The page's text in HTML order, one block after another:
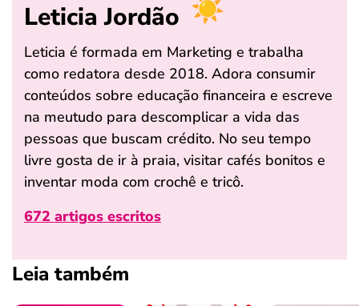
Leticia Jordão
Leticia é formada em Marketing e trabalha
como redatora desde 2018. Adora consumir
conteúdos sobre educação financeira e escreve
na meutudo para descomplicar a vida das
pessoas que buscam crédito. No seu tempo
livre gosta de ir à praia, visitar cafés bonitos e
inventar moda com crochê e tricô.
672 artigos escritos
Leia também